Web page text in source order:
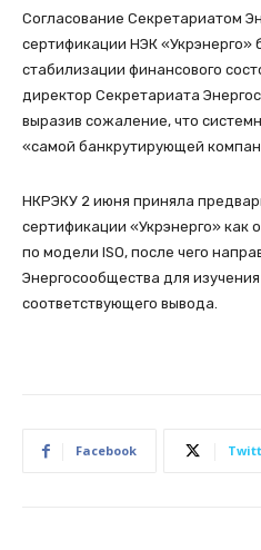
Согласование Секретариатом
сертификации НЭК «Укрэнерго»
стабилизации финансового
директор Секретариата
выразив сожаление, что
«самой банкрутирующей
НКРЭКУ 2 июня приняла
сертификации «Укрэнерго» как
по модели ISO, после чего
Энергосообщества для
соответствующего вывода.
Facebook